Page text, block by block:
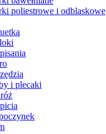
poliestrowe i odblaskowe
i plecaki